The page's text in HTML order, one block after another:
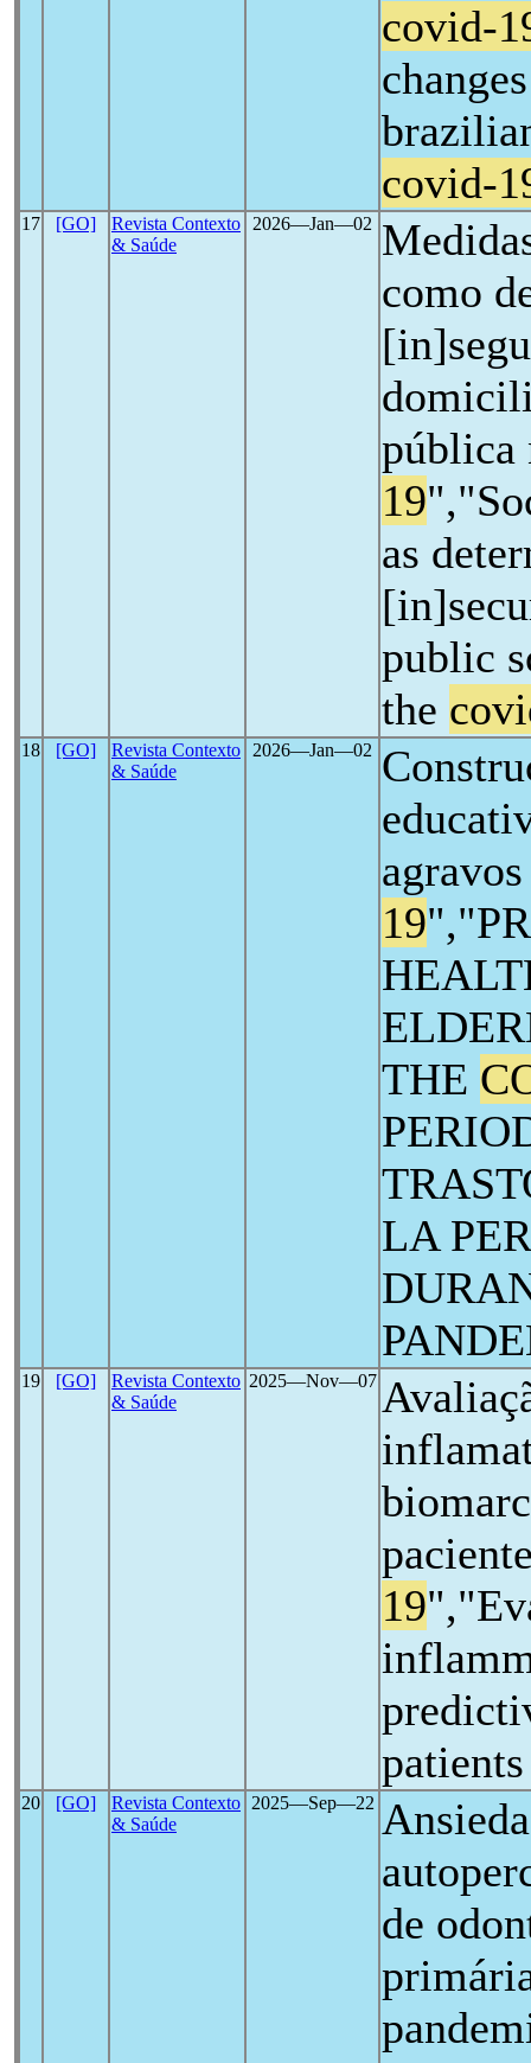
covid-
covid-
17 [GO]
Revista Contexto
& Saúde
2026―Jan―02
como
pública
19
as
public
the
18 [GO]
Revista Contexto
& Saúde
2026―Jan―02
19
THE
LA
19 [GO]
Revista Contexto
& Saúde
2025―Nov―07
19
20 [GO]
Revista Contexto
& Saúde
2025―Sep―22
de